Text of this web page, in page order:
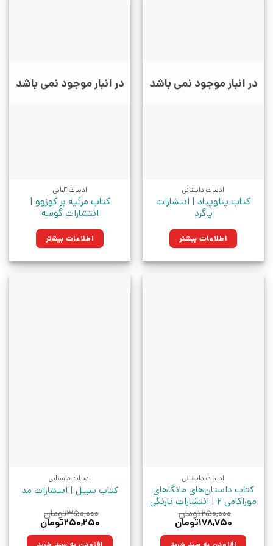
در انبار موجود نمی باشد
ادبیات داستانی
کتاب پنلوپیاد | انتشارات
پاگرد
اطلاعات بیشتر
در انبار موجود نمی باشد
ادبیات آلبانی
کتاب مرثیه بر کوزوو |
انتشارات گوشه
اطلاعات بیشتر
ادبیات داستانی
کتاب داستان‌های مانگاهای
موراکامی 2 | انتشارات نارنگی
۲۵۰,۰۰۰تومان
قیمت
۲۵۰,۰۰۰تومان
۱۷۸,۷۵۰تومان
۱۷۸,۷۵۰تومان.
ادبیات داستانی
کتاب سبیل | انتشارات مد
۳۵۰,۰۰۰تومان
قیمت
۳۵۰,۰۰۰تومان
۲۵۰,۲۵۰تومان
۲۵۰,۲۵۰تومان.